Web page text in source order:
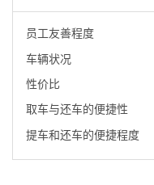
员工友善程度
车辆状况
性价比
取车与还车的便捷性
提车和还车的便捷程度